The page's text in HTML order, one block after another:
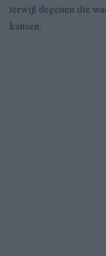
terwijl degenen die
kansen.